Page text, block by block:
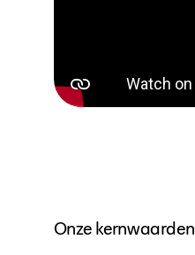
Onze kernwaarden